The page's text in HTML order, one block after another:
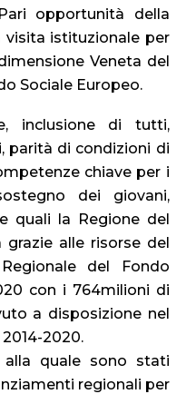
opportunità della
visita istituzionale per
Veneta del
Sociale Europeo.
inclusione di tutti,
parità di condizioni di
chiave per i
dei giovani,
quali la Regione del
alle risorse del
del Fondo
con i 764milioni di
a disposizione nel
2020.
quale sono stati
regionali per